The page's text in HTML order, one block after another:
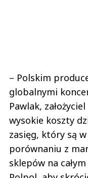
– Polskim
globalnymi
Pawlak,
wysokie koszty
zasięg, który są
porównaniu z
sklepów na